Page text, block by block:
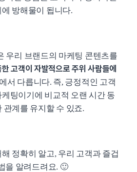
방해물이 됩니다.
우리 브랜드의 마케팅 콘텐츠를
고객이 자발적으로 주위 사람들에
서 다릅니다. 즉, 긍정적인 고객
팅이기에 비교적 오랜 시간 동
관계를 유지할 수 있죠.
정확히 알고, 우리 고객과 즐겁
을 알려드려요. 🙂